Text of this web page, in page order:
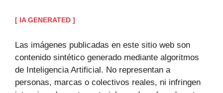
[ IA GENERATED ]
Las imágenes publicadas en este sitio web son
contenido sintético generado mediante algoritmos
de Inteligencia Artificial. No representan a
personas, marcas o colectivos reales, ni infringen